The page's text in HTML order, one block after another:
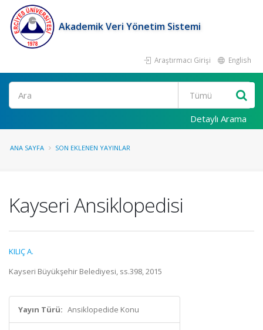
Akademik Veri Yönetim Sistemi
Araştırmacı Girişi English
Ara
Detaylı Arama
ANA SAYFA SON EKLENEN YAYINLAR
Kayseri Ansiklopedisi
KILIÇ A.
Kayseri Büyükşehir Belediyesi, ss.398, 2015
Yayın Türü: Ansiklopedide Konu